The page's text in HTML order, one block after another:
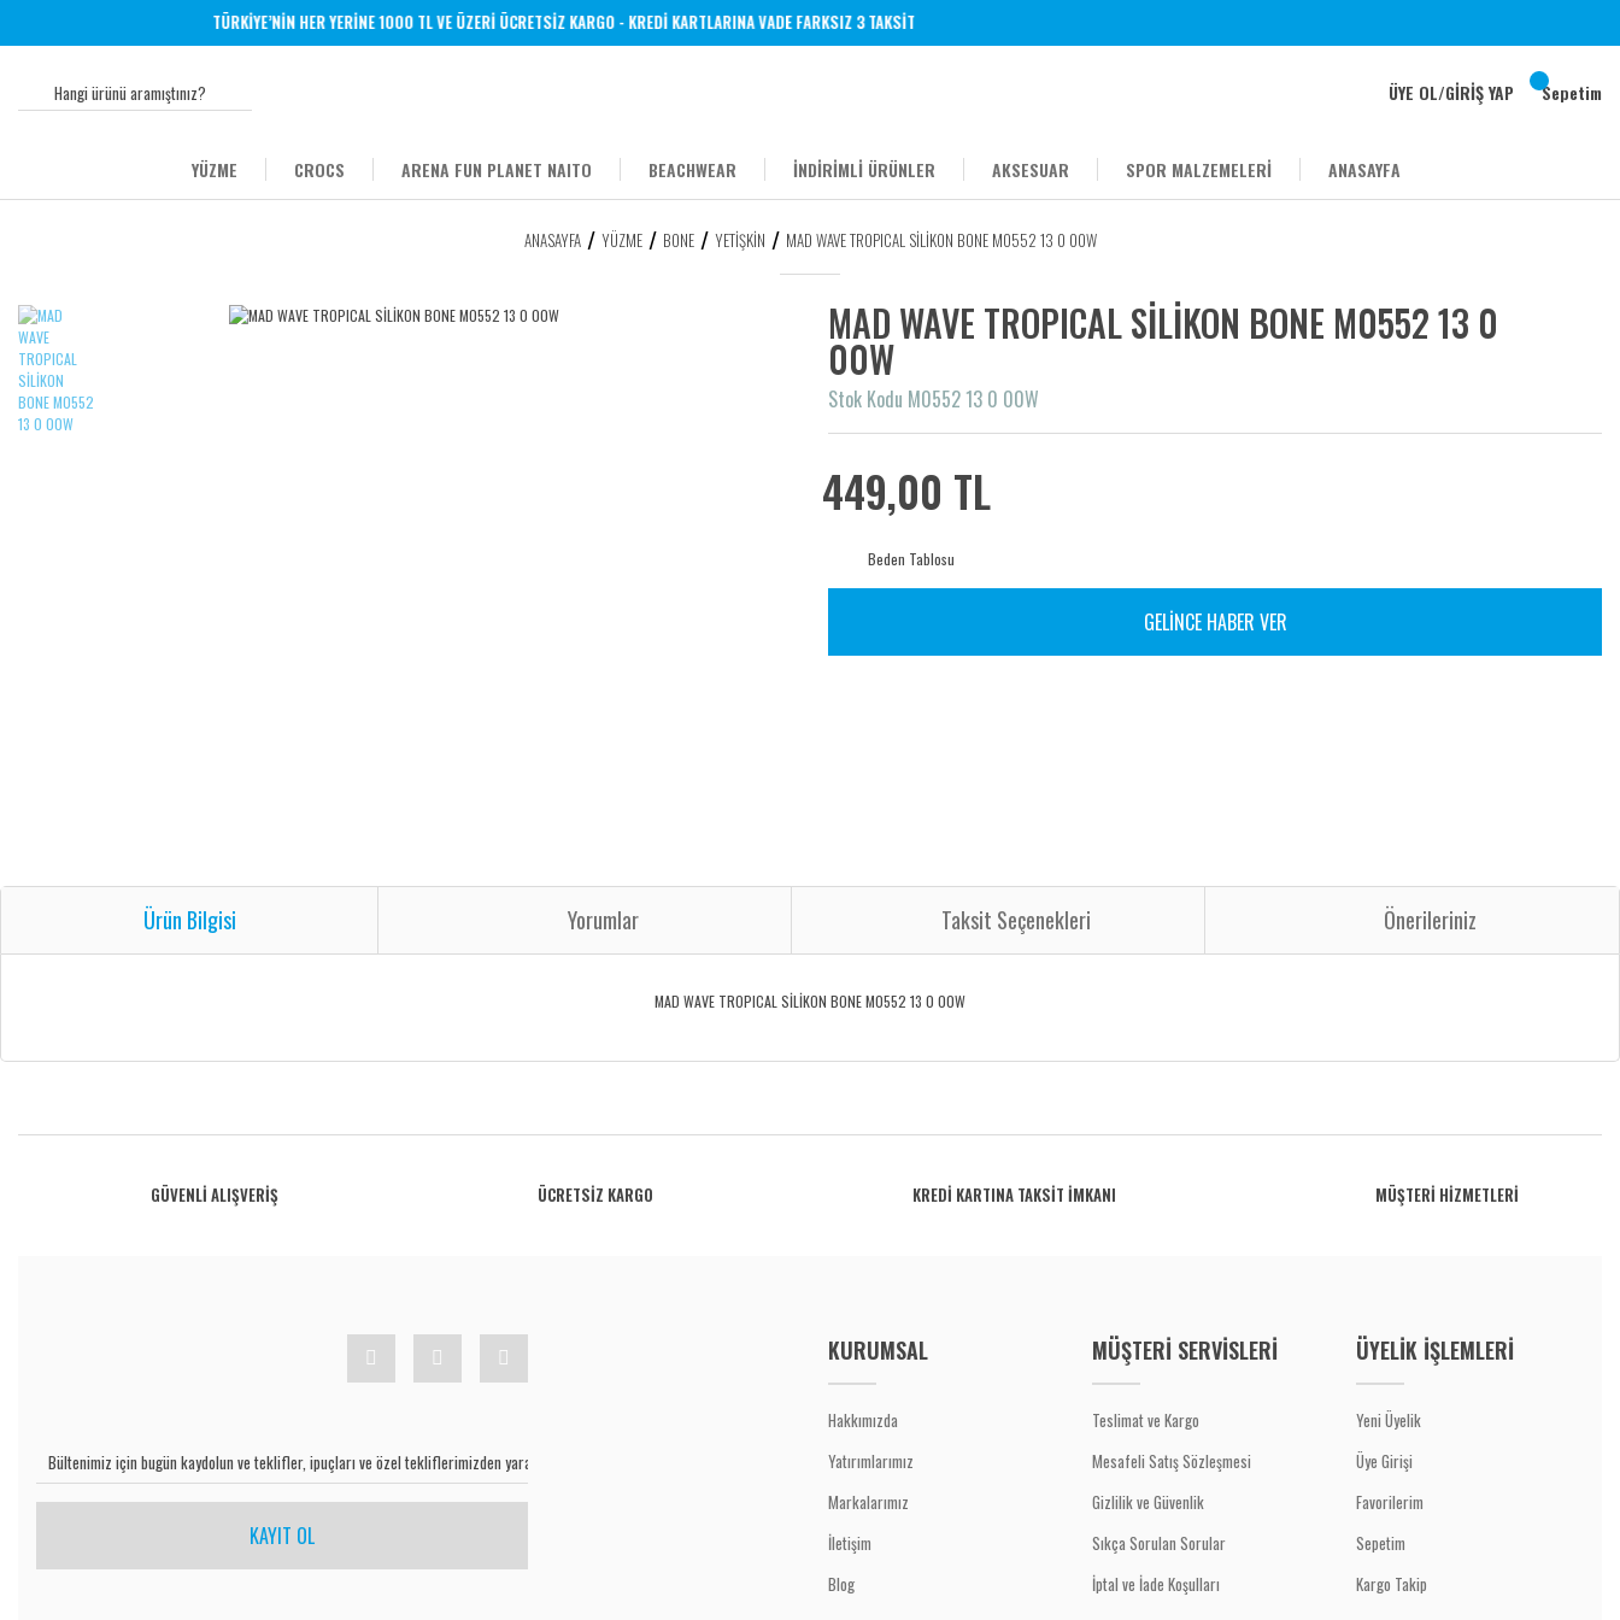
TÜRKİYE’NİN HER YERİNE 1000 TL VE ÜZERİ ÜCRETSİZ KARGO - KREDİ KARTLARINA VADE FARKSIZ 3 TAKSİT
ÜYE OL/GİRİŞ YAP Sepetim
YÜZME CROCS ARENA FUN PLANET NAITO BEACHWEAR İNDİRİMLİ ÜRÜNLER AKSESUAR SPOR MALZEMELERİ ANASAYFA
ANASAYFA YÜZME BONE YETIŞKIN MAD WAVE TROPICAL SİLİKON BONE M0552 13 0 00W
MAD WAVE TROPICAL SİLİKON BONE M0552 13 0
00W
Stok Kodu M0552 13 0 00W
449,00 TL
Beden Tablosu
GELİNCE HABER VER
Ürün Bilgisi Yorumlar Taksit Seçenekleri Önerileriniz
MAD WAVE TROPICAL SİLİKON BONE M0552 13 0 00W
Görüş ve önerileriniz için teşekkür ederiz.
Ürün resmi kalitesiz, bozuk veya görüntülenemiyor.
GÜVENLİ ALIŞVERİŞ ÜCRETSİZ KARGO KREDİ KARTINA TAKSİT İMKANI MÜŞTERİ HİZMETLERİ
KAYIT OL
KURUMSAL
Hakkımızda
Yatırımlarımız
Markalarımız
İletişim
Blog
MÜŞTERİ SERVİSLERİ
Teslimat ve Kargo
Mesafeli Satış Sözleşmesi
Gizlilik ve Güvenlik
Sıkça Sorulan Sorular
İptal ve İade Koşulları
ÜYELİK İŞLEMLERİ
Yeni Üyelik
Üye Girişi
Favorilerim
Sepetim
Kargo Takip